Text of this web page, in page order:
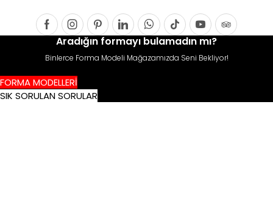
FacebookInstagram
PinterestLinkedinWhatsapp
Tik-
tok
Youtube
Aradığın formayı bulamadın mı?
Binlerce Forma Modeli Mağazamızda Seni Bekliyor!
FORMA MODELLERİ
SIK SORULAN SORULAR